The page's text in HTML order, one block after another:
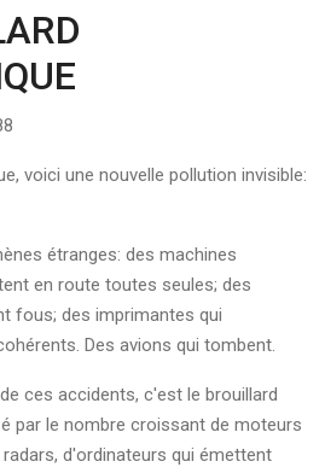
voici une nouvelle pollution invisible:
étranges: des machines
en route toutes seules; des
fous; des imprimantes qui
Des avions qui tombent.
ces accidents, c'est le brouillard
par le nombre croissant de moteurs
d'ordinateurs qui émettent